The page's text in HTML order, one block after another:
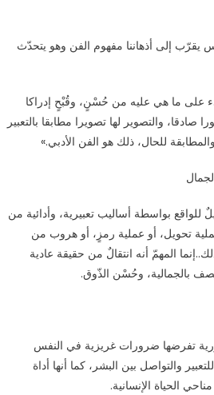
يقرّب إلى أذهاننا مفهوم الفن وهو يتحدّث
على ما هي عليه من حُسْنٍ، وقُبْحٍ إدراكا
والتصوير لها تصويرا مطابقا بالتعبير
للحال، ذلك هو الفن الأدبي.»
بواسطة أساليب تعبيرية، وأدائية من
تحويل، أو عملية رمزٍ، أو هروب من
المهمّ أنه انتقالٌ من حقيقة عادية
بالجمالية، وحُسْن الذّوق.
تفرضها ضرورات غريزية في النفس
والتواصل بين البشر، كما أنها أداة
الحياة الإنسانية.